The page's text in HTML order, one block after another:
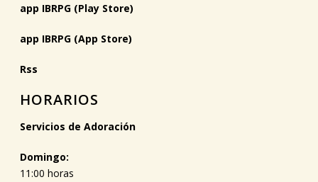
app IBRPG (Play Store)
app IBRPG (App Store)
Rss
HORARIOS
Servicios de Adoración
Domingo:
11:00 horas